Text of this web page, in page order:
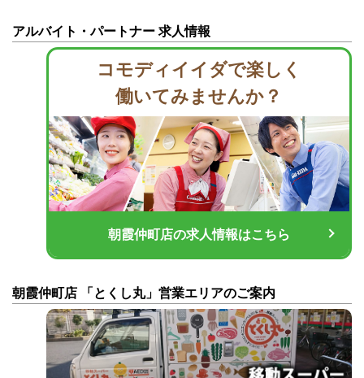
アルバイト・パートナー 求人情報
コモディイイダで楽しく
働いてみませんか？
朝霞仲町店の求人情報はこちら
朝霞仲町店 「とくし丸」営業エリアのご案内